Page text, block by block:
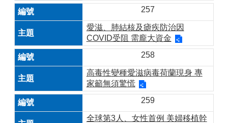
257
愛滋、肺結核及瘧疾防治因
COVID受阻 需龐大資金
258
高毒性變種愛滋病毒荷蘭現身 專
家籲無須驚慌
259
全球第3人、女性首例 美婦移植幹